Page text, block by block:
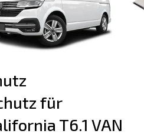
für
T6.1 VAN